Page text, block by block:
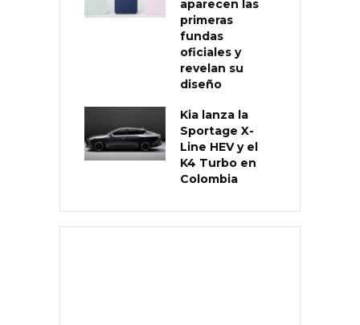
aparecen las
primeras
fundas
oficiales y
revelan su
diseño
Kia lanza la
Sportage X-
Line HEV y el
K4 Turbo en
Colombia